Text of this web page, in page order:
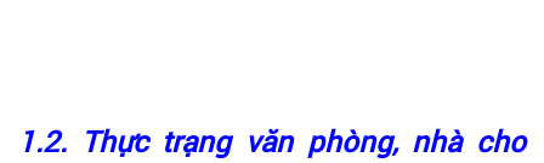
1.2. Thực trạng văn phòng, nhà cho